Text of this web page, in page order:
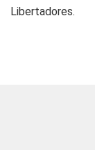
Libertadores.